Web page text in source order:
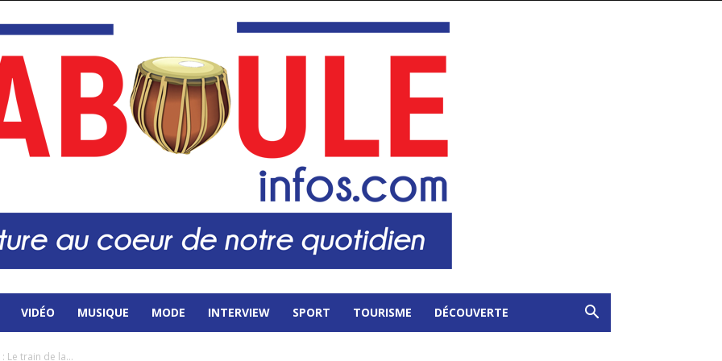
VIDÉO MUSIQUE MODE INTERVIEW SPORT TOURISME DÉCOUVERTE
Le train de la...